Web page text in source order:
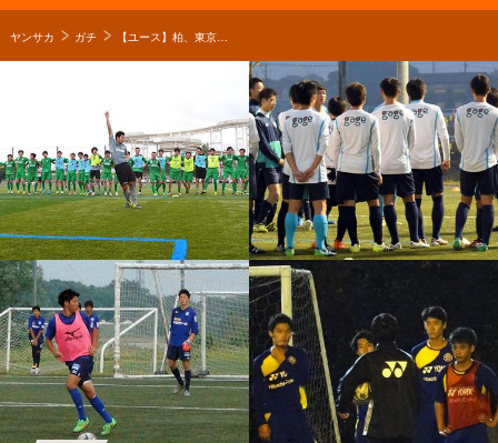
ヤンサカ ガチ 【ユース】柏、東京Ｖ、鳥栖などＪリーグアカデミー特集！-第１弾-